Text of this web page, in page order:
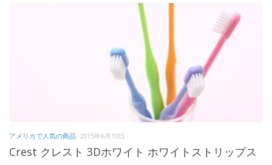
アメリカで人気の商品 2015年6月10日
Crest クレスト 3Dホワイト ホワイトストリップス